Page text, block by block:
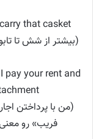
that casket
(بیشتر از شش تا
pay your rent and
(من با پرداختن
فریب» رو